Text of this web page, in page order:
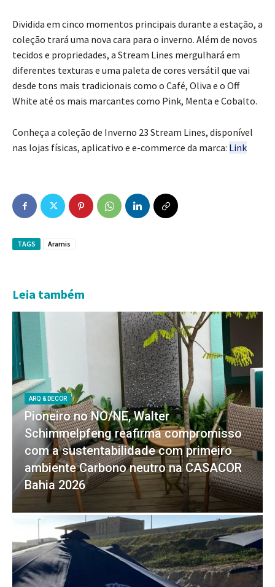
Dividida em cinco momentos principais durante a estação, a
coleção trará uma nova cara para o inverno. Além de novos
tecidos e propriedades, a Stream Lines mergulhará em
diferentes texturas e uma paleta de cores versátil que vai
desde tons mais tradicionais como o Café, Oliva e o Off
White até os mais marcantes como Pink, Menta e Cobalto.
Conheça a coleção de Inverno 23 Stream Lines, disponível
nas lojas físicas, aplicativo e e-commerce da marca: Link
TAGS Aramis
Leia também
ARQ & DECOR
Pioneiro no NO/NE, Walter
Schimmelpfeng reafirma compromisso
com a sustentabilidade com primeiro
ambiente Carbono neutro na CASACOR
Bahia 2026